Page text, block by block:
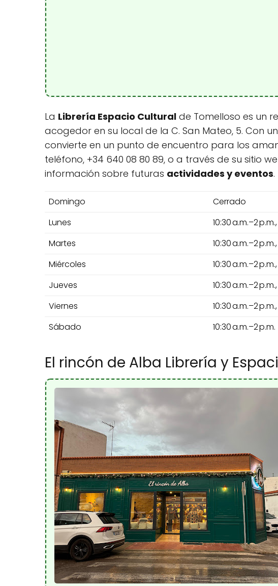
La Librería Espacio Cultural de Tomelloso es un
acogedor en su local de la C. San Mateo, 5. Con
convierte en un punto de encuentro para los
teléfono, +34 640 08 80 89, o a través de su sitio
información sobre futuras actividades y eventos.
Domingo
Cerrado
Lunes
10:30 a.m.–2
Martes
10:30 a.m.–2
Miércoles
10:30 a.m.–2
Jueves
10:30 a.m.–2
Viernes
10:30 a.m.–2
Sábado
10:30 a.m.–2 p.m.
El rincón de Alba Librería y